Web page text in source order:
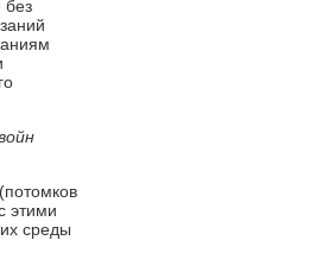
без
этими
среды